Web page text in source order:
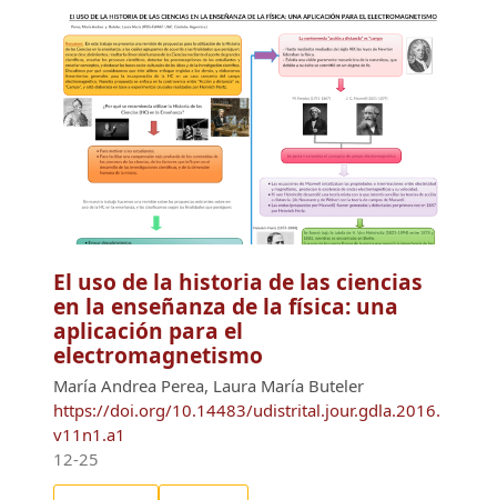
El uso de la historia de las ciencias
en la enseñanza de la física: una
aplicación para el
electromagnetismo
María Andrea Perea, Laura María Buteler
https://doi.org/10.14483/udistrital.jour.gdla.2016.
v11n1.a1
12-25